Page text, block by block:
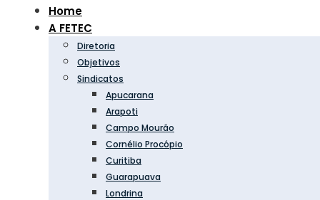
Home
A FETEC
Diretoria
Objetivos
Sindicatos
Apucarana
Arapoti
Campo Mourão
Cornélio Procópio
Curitiba
Guarapuava
Londrina